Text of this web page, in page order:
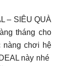
– SIÊU QUÀ
tháng cho
nàng chơi hệ
này nhé